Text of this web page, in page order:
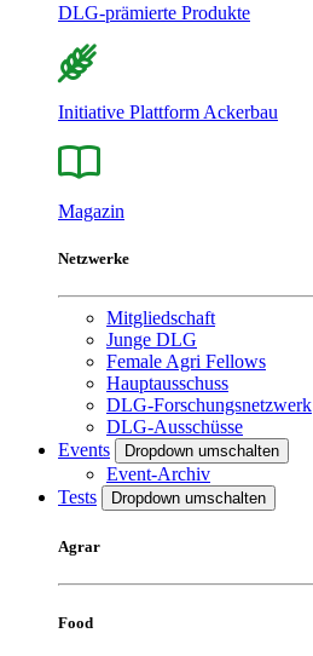
DLG-prämierte Produkte
Initiative Plattform Ackerbau
Magazin
Netzwerke
Mitgliedschaft
Junge DLG
Female Agri Fellows
Hauptausschuss
DLG-Forschungsnetzwerk
DLG-Ausschüsse
Events
Dropdown umschalten
Event-Archiv
Tests
Dropdown umschalten
Agrar
Food